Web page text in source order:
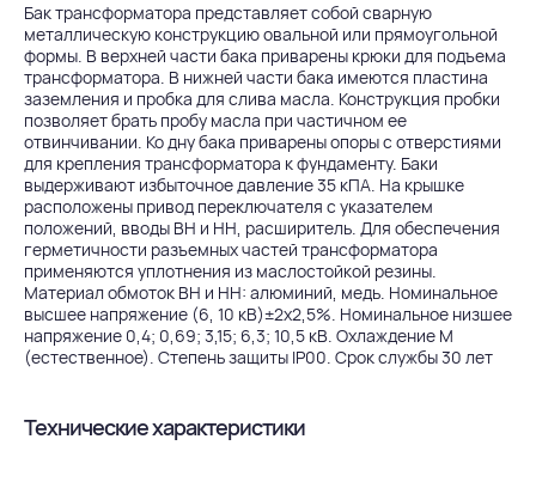
Бак трансформатора представляет собой сварную
металлическую конструкцию овальной или прямоугольной
формы. В верхней части бака приварены крюки для подъема
трансформатора. В нижней части бака имеются пластина
заземления и пробка для слива масла. Конструкция пробки
позволяет брать пробу масла при частичном ее
отвинчивании. Ко дну бака приварены опоры с отверстиями
для крепления трансформатора к фундаменту. Баки
выдерживают избыточное давление 35 кПА. На крышке
расположены привод переключателя с указателем
положений, вводы ВН и НН, расширитель. Для обеспечения
герметичности разъемных частей трансформатора
применяются уплотнения из маслостойкой резины.
Материал обмоток ВН и НН: алюминий, медь. Номинальное
высшее напряжение (6, 10 кВ)±2х2,5%. Номинальное низшее
напряжение 0,4; 0,69; 3,15; 6,3; 10,5 кВ. Охлаждение М
(естественное). Степень защиты IP00. Срок службы 30 лет
Технические характеристики